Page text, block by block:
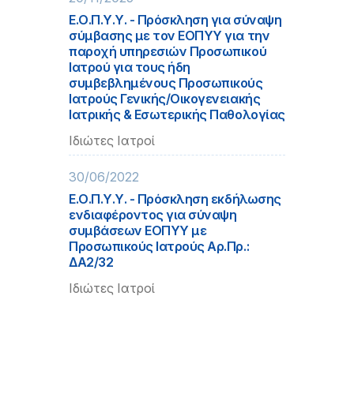
Ε.Ο.Π.Υ.Υ. - Πρόσκληση για σύναψη
σύμβασης με τον ΕΟΠΥΥ για την
παροχή υπηρεσιών Προσωπικού
Ιατρού για τους ήδη
συμβεβλημένους Προσωπικούς
Ιατρούς Γενικής/Οικογενειακής
Ιατρικής & Εσωτερικής Παθολογίας
Ιδιώτες Ιατροί
30/06/2022
Ε.Ο.Π.Υ.Υ. - Πρόσκληση εκδήλωσης
ενδιαφέροντος για σύναψη
συμβάσεων ΕΟΠΥΥ με
Προσωπικούς Ιατρούς Αρ.Πρ.:
ΔΑ2/32
Ιδιώτες Ιατροί